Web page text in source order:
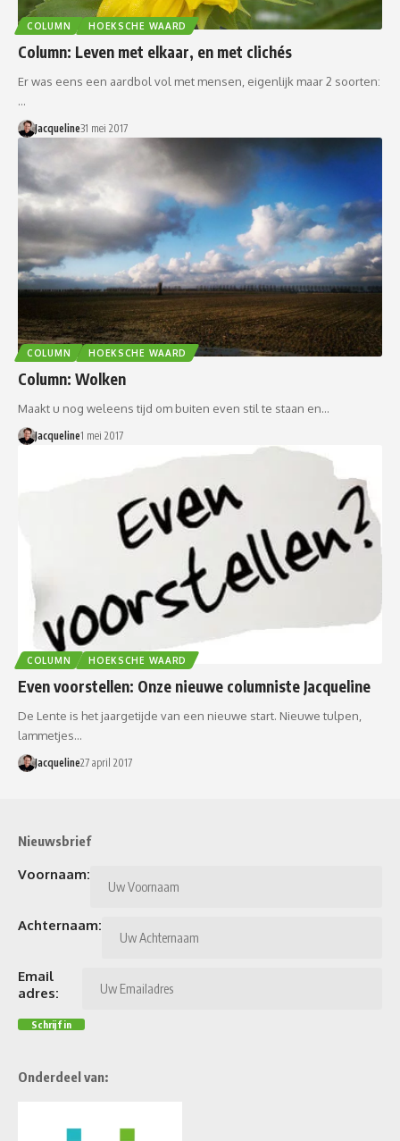
COLUMN HOEKSCHE WAARD
Column: Leven met elkaar, en met clichés
Er was eens een aardbol vol met mensen, eigenlijk maar 2 soorten:
…
Jacqueline31 mei 2017
COLUMN HOEKSCHE WAARD
Column: Wolken
Maakt u nog weleens tijd om buiten even stil te staan en…
Jacqueline1 mei 2017
COLUMN HOEKSCHE WAARD
Even voorstellen: Onze nieuwe columniste Jacqueline
De Lente is het jaargetijde van een nieuwe start. Nieuwe tulpen,
lammetjes…
Jacqueline27 april 2017
Nieuwsbrief
Voornaam:
Achternaam:
Email
adres:
Onderdeel van: